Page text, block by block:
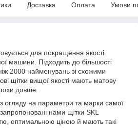
Доставка Оплата Умови
для покращення якості
машини. Підходить до більшості
2000 найменувань зі схожими
щітки вищої якості мають матову
довше.
огляду на параметри та марки самої
нами щітки SKL
оптимальною ціною й мають такі